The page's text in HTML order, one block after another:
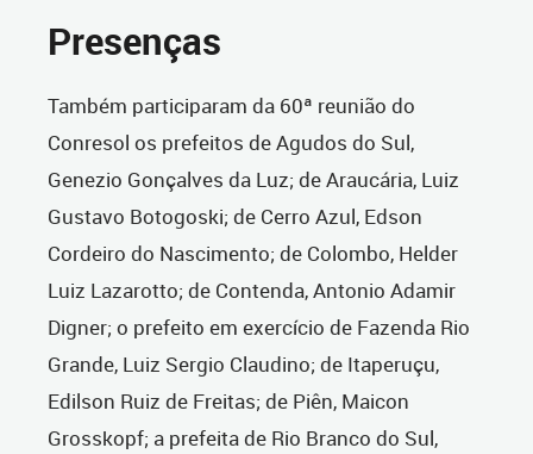
Presenças
Também participaram da 60ª reunião do
Conresol os prefeitos de Agudos do Sul,
Genezio Gonçalves da Luz; de Araucária, Luiz
Gustavo Botogoski; de Cerro Azul, Edson
Cordeiro do Nascimento; de Colombo, Helder
Luiz Lazarotto; de Contenda, Antonio Adamir
Digner; o prefeito em exercício de Fazenda Rio
Grande, Luiz Sergio Claudino; de Itaperuçu,
Edilson Ruiz de Freitas; de Piên, Maicon
Grosskopf; a prefeita de Rio Branco do Sul,